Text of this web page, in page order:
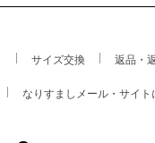
サイズ交換 返品・
なりすましメール・サイ